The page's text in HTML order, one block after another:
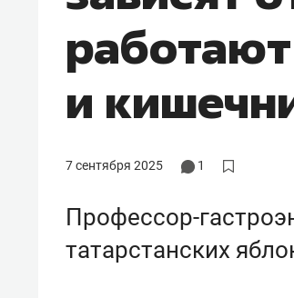
и
7 сентября 2025 1
Профессор-
татарстанских
рынки, почему